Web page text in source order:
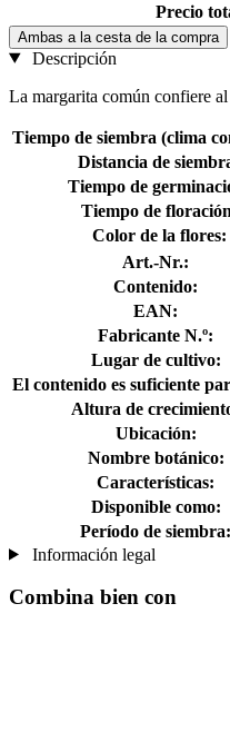
Precio
Ambas a la cesta de la compra
Descripción
La margarita común confiere
Tiempo de siembra (clima
Distancia de
Tiempo de
Tiempo de
Color de la flores:
Art.-Nr.:
Contenido:
EAN:
Fabricante N.º:
Lugar de cultivo:
El contenido es suficiente
Altura de
Ubicación:
Nombre botánico:
Características:
Disponible como:
Período de siembra:
Información legal
Combina bien con